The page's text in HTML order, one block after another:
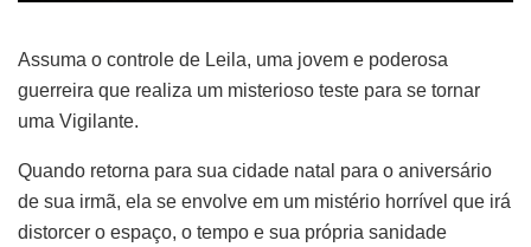
Assuma o controle de Leila, uma jovem e poderosa
guerreira que realiza um misterioso teste para se tornar
uma Vigilante.
Quando retorna para sua cidade natal para o aniversário
de sua irmã, ela se envolve em um mistério horrível que irá
distorcer o espaço, o tempo e sua própria sanidade